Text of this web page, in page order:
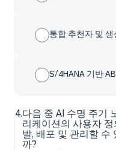
통합 추천자 및 생
S/4HANA 기반
4.다음 중 AI 수명 주기
리케이션의 사용자
발, 배포 및 관리할 수
까?